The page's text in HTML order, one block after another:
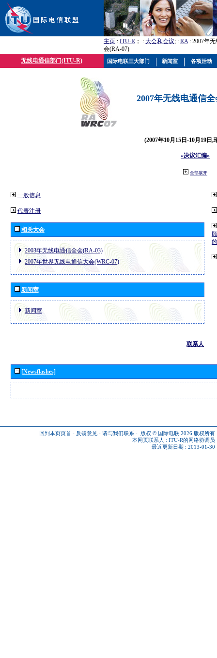
主页 : ITU-R ； : 大会和会议; : RA: 2007年
会(RA-07)
无线电通信部门(ITU-R)
2007年无线电通信
(2007年10月15日-10月19日,
«决议汇编»
全部展开
一般信息
代表注册
相关大会
2003年无线电通信全会(RA-03)
2007年世界无线电通信大会(WRC-07)
新闻室
新闻室
联系人
[Newsflashes]
回到本页页首 - 反馈意见 - 请与我们联系 - 版权 © 国际电联 2026 版权所有
本网页联系人 : ITU-R的网络协调员
最近更新日期 : 2013-01-30
国际电联三大部门 新闻室 各项活动